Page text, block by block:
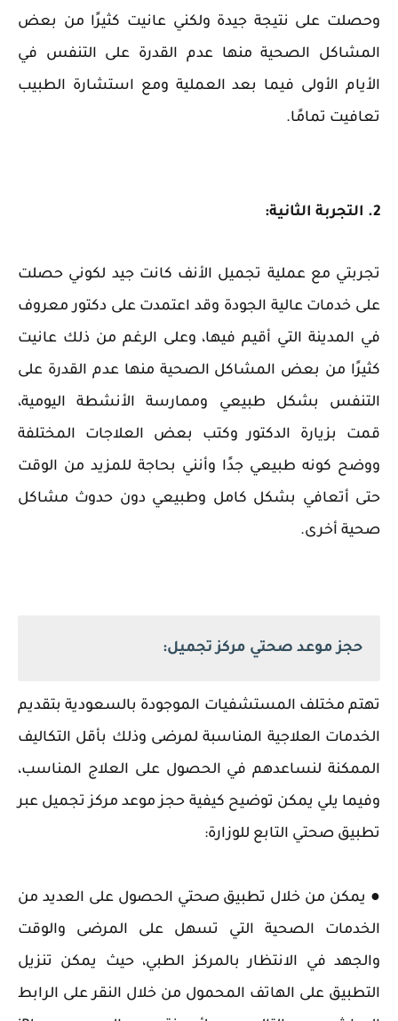
وحصلت على نتيجة جيدة ولكني عانيت كثيرًا من بعض
المشاكل الصحية منها عدم القدرة على التنفس في
الأيام الأولى فيما بعد العملية ومع استشارة الطبيب
تعافيت تمامًا.
2. التجربة الثانية:
تجربتي مع عملية تجميل الأنف كانت جيد لكوني حصلت
على خدمات عالية الجودة وقد اعتمدت على دكتور معروف
في المدينة التي أقيم فيها، وعلى الرغم من ذلك عانيت
كثيرًا من بعض المشاكل الصحية منها عدم القدرة على
التنفس بشكل طبيعي وممارسة الأنشطة اليومية،
قمت بزيارة الدكتور وكتب بعض العلاجات المختلفة
ووضح كونه طبيعي جدًا وأنني بحاجة للمزيد من الوقت
حتى أتعافي بشكل كامل وطبيعي دون حدوث مشاكل
صحية أخرى.
حجز موعد صحتي مركز تجميل:
تهتم مختلف المستشفيات الموجودة بالسعودية بتقديم
الخدمات العلاجية المناسبة لمرضى وذلك بأقل التكاليف
الممكنة لنساعدهم في الحصول على العلاج المناسب،
وفيما يلي يمكن توضيح كيفية حجز موعد مركز تجميل عبر
تطبيق صحتي التابع للوزارة:
● يمكن من خلال تطبيق صحتي الحصول على العديد من
الخدمات الصحية التي تسهل على المرضى والوقت
والجهد في الانتظار بالمركز الطبي، حيث يمكن تنزيل
التطبيق على الهاتف المحمول من خلال النقر على الرابط